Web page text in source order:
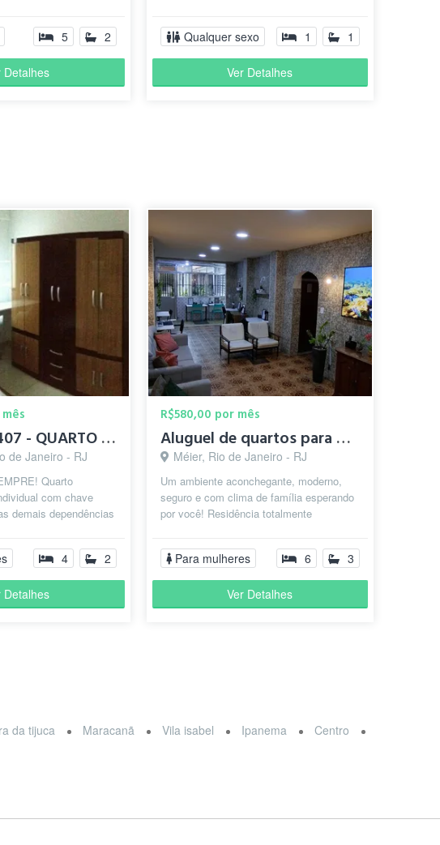
5 2
Detalhes
Qualquer sexo 1 1
Ver Detalhes
CASA MIA 407 - QUARTO INDIVIDUAL3
de Janeiro - RJ
Quarto
com chave
demais dependências
4 2
Detalhes
R$580,00 por mês
Aluguel de quartos para moças no Méier
Méier, Rio de Janeiro - RJ
Um ambiente aconchegante, moderno,
seguro e com clima de família esperando
por você! Residência totalmente
pa...
Para mulheres 6 3
Ver Detalhes
da tijuca Maracanã Vila isabel Ipanema
Centro